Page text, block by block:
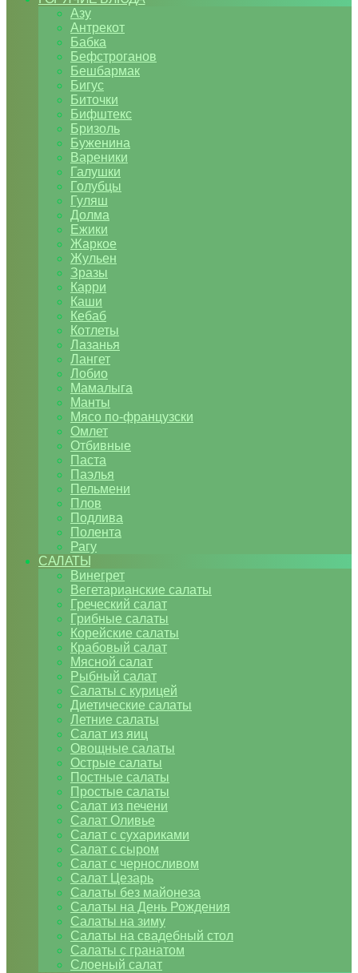
Азу
Антрекот
Бабка
Бефстроганов
Бешбармак
Бигус
Биточки
Бифштекс
Бризоль
Буженина
Вареники
Галушки
Голубцы
Гуляш
Долма
Ежики
Жаркое
Жульен
Зразы
Карри
Каши
Кебаб
Котлеты
Лазанья
Лангет
Лобио
Мамалыга
Манты
Мясо по-французски
Омлет
Отбивные
Паста
Паэлья
Пельмени
Плов
Подлива
Полента
Рагу
САЛАТЫ
Винегрет
Вегетарианские салаты
Греческий салат
Грибные салаты
Корейские салаты
Крабовый салат
Мясной салат
Рыбный салат
Салаты с курицей
Диетические салаты
Летние салаты
Салат из яиц
Овощные салаты
Острые салаты
Постные салаты
Простые салаты
Салат из печени
Салат Оливье
Салат с сухариками
Салат с сыром
Салат с черносливом
Салат Цезарь
Салаты без майонеза
Салаты на День Рождения
Салаты на зиму
Салаты на свадебный стол
Салаты с гранатом
Слоеный салат